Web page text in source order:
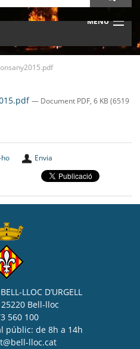
MENU
— Document PDF, 6 KB (6519
Envia
LLOC D’URGELL
Bell-lloc
560 100
públic: de 8h a 14h
lloc.cat